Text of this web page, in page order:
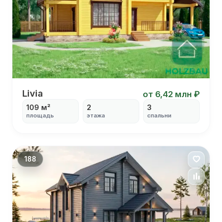
Дом 7х10
Livia от 6,42 млн ₽
109 м²
площадь
2
этажа
3
спальни
188